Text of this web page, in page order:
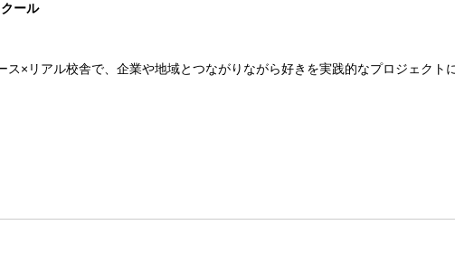
ール
×リアル校舎で、企業や地域とつながりながら好きを実践的なプロジェクト